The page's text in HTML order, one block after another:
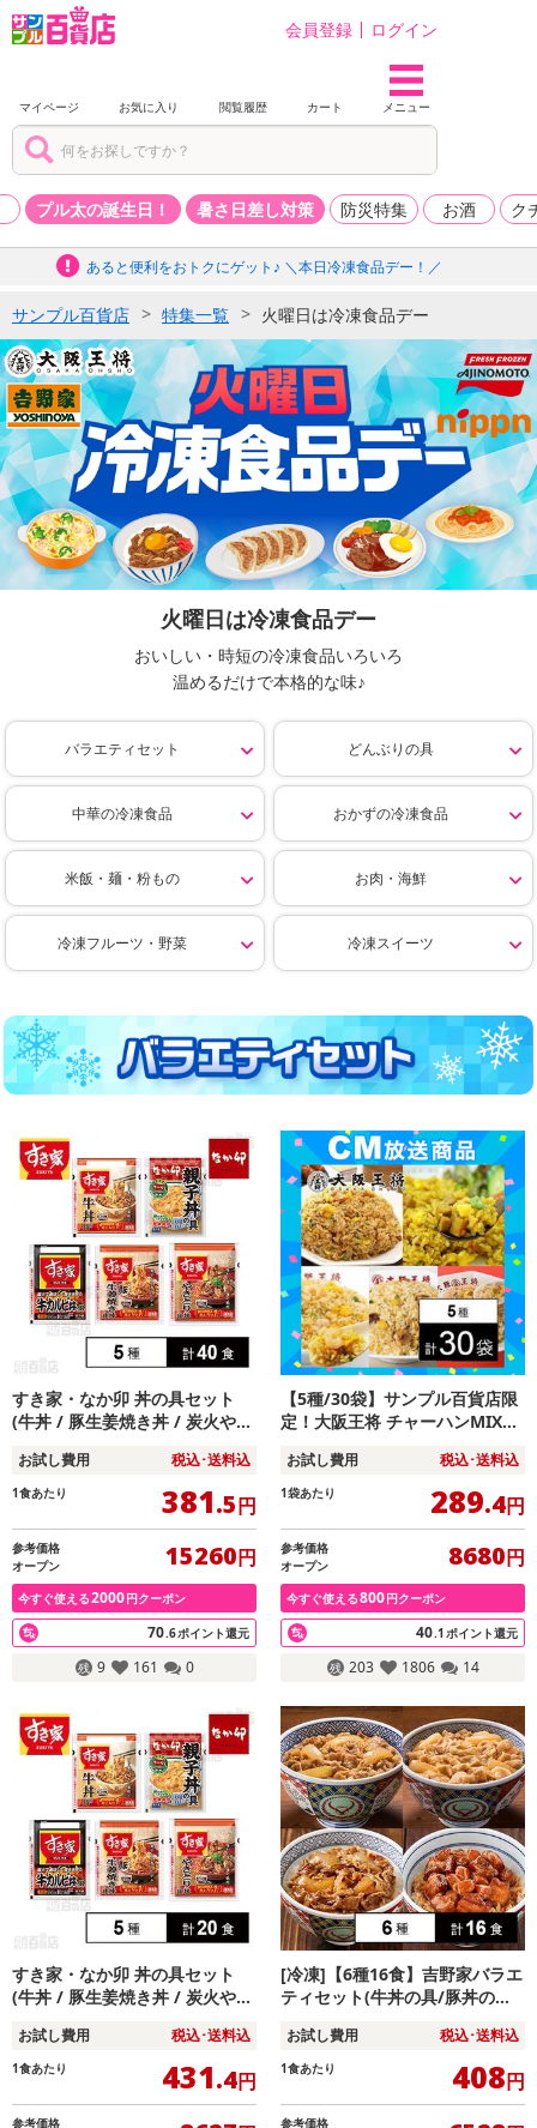
会員登録 ログイン
マイページ お気に入り 閲覧履歴 カート メニュー
プル太の誕生日！ 暑さ日差し対策 防災特集 お酒 ク
あると便利をおトクにゲット♪ ＼本日冷凍食品デー！／
サンプル百貨店 特集一覧 火曜日は冷凍食品デー
火曜日は冷凍食品デー
おいしい・時短の冷凍食品いろいろ
温めるだけで本格的な味♪
バラエティセット どんぶりの具
中華の冷凍食品 おかずの冷凍食品
米飯・麺・粉もの お肉・海鮮
冷凍フルーツ・野菜 冷凍スイーツ
すき家・なか卯 丼の具セット
(牛丼 / 豚生姜焼き丼 / 炭火やき
お試し費用 税込･送料込
1食あたり 381.5円
参考価格
オープン
15260円
今すぐ使える2000円クーポン
70.6ポイント還元
9 161 0
【5種/30袋】サンプル百貨店限
定！大阪王将 チャーハンMIX福
お試し費用 税込･送料込
1袋あたり 289.4円
参考価格
オープン
8680円
今すぐ使える800円クーポン
40.1ポイント還元
203 1806 14
すき家・なか卯 丼の具セット
(牛丼 / 豚生姜焼き丼 / 炭火やき
お試し費用 税込･送料込
1食あたり 431.4円
参考価格
[冷凍]【6種16食】吉野家バラエ
ティセット(牛丼の具/豚丼の具/
姜焼き/親子丼)
お試し費用 税込･送料込
1食あたり 408円
参考価格